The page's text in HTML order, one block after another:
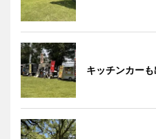
キッチンカーも